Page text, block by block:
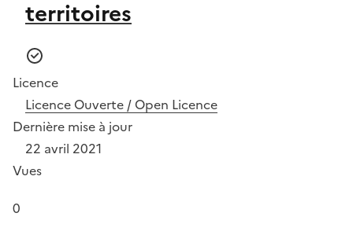
territoires
Licence
Licence Ouverte / Open Licence
Dernière mise à jour
22 avril 2021
Vues
0